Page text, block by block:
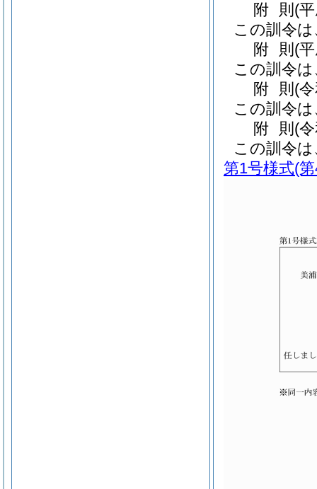
附 則 (
この訓令
附 則 (
この訓令
附 則 (
この訓令
附 則 (
この訓令
第1号様式(